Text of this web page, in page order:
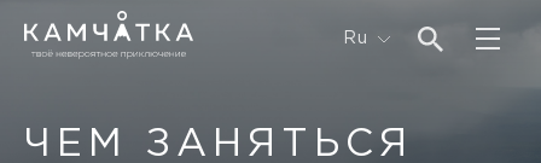
Ru
ЧЕМ ЗАНЯТЬСЯ